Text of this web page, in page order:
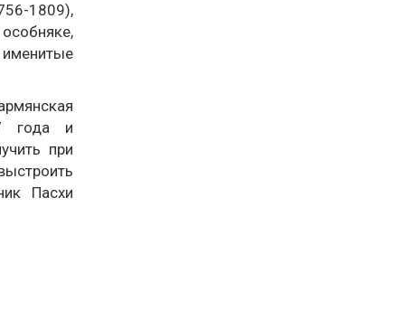
1809),
именитые
года и
при
Пасхи